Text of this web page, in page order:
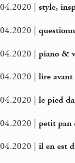
|style,
|
|piano &
|lire
|le pied
|petit pan
|il en est